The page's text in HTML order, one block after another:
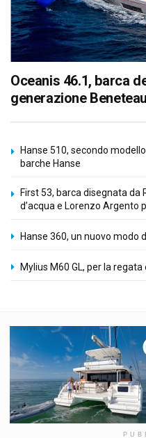
Oceanis 46.1, barca
generazione Beneteau
Hanse 510, secondo
barche Hanse
First 53, barca disegnata da
d’acqua e Lorenzo Argento
Hanse 360, un nuovo modo
Mylius M60 GL, per la